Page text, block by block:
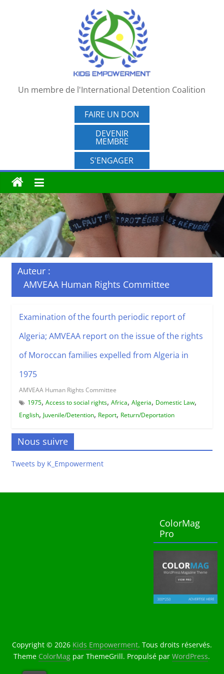
Un membre de l'International Detention Coalition
FAIRE UN DON
DEVENIR
MEMBRE
S'ENGAGER
Auteur :
AMVEAA Human Rights Committee
Examination of the fourth periodic report of
Algeria; AMVEAA report on the issue of the rights
of Moroccan families expelled from Algeria in
1975
AMVEAA Human Rights Committee
1975, Access to social rights, Africa, Algeria, Domestic Law,
English, Juvenile/Detention, Report, Return/Deportation
Nous suivre
Tweets by K_Empowerment
ColorMag
Pro
Copyright © 2026 Kids Empowerment. Tous droits réservés.
Theme ColorMag par ThemeGrill. Propulsé parWordPress.